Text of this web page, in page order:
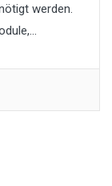
werden.